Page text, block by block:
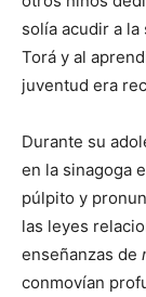
solía acudir a
Torá y al
juventud era
Durante su
en la sinagoga
púlpito y
las leyes
enseñanzas de
conmovían